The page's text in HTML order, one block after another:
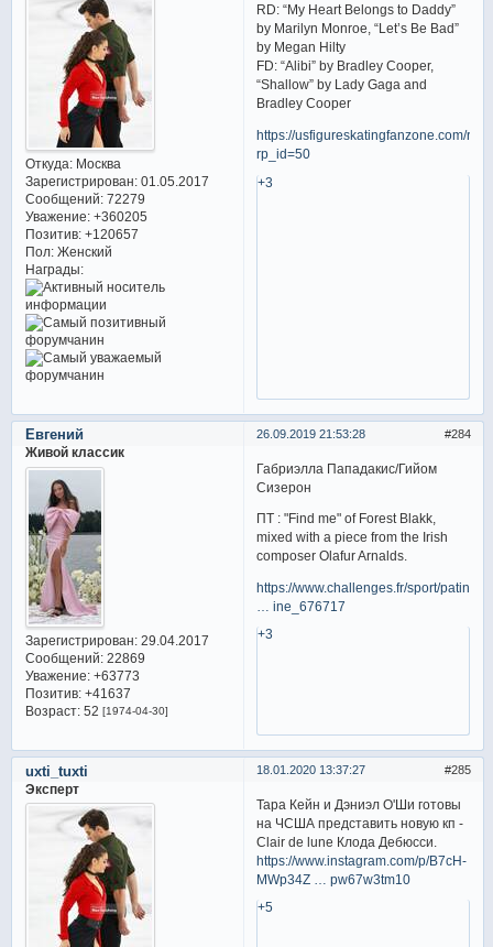
Откуда:Москва
Зарегистрирован: 01.05.2017
Сообщений:72279
Уважение: +360205
Позитив: +120657
Пол:Женский
Награды:
RD: “My Heart Belongs to Daddy”
by Marilyn Monroe, “Let’s Be Bad”
by Megan Hilty
FD: “Alibi” by Bradley Cooper,
“Shallow” by Lady Gaga and
Bradley Cooper
https://usfigureskatingfanzone.com/
rp_id=50
+3
284
26.09.2019 21:53:28
Евгений
Живой классик
Зарегистрирован: 29.04.2017
Сообщений:22869
Уважение: +63773
Позитив: +41637
Возраст:52 [1974-04-30]
Габриэлла Пападакис/Гийом
Сизерон
ПТ : "Find me" of Forest Blakk,
mixed with a piece from the Irish
composer Olafur Arnalds.
https://www.challenges.fr/sport/patinag
… ine_676717
+3
285
18.01.2020 13:37:27
uxti_tuxti
Эксперт
Тара Кейн и Дэниэл О'Ши готовы
на ЧСША представить новую кп -
Clair de lune Клода Дебюсси.
https://www.instagram.com/p/B7cH-
MWp34Z … pw67w3tm10
+5